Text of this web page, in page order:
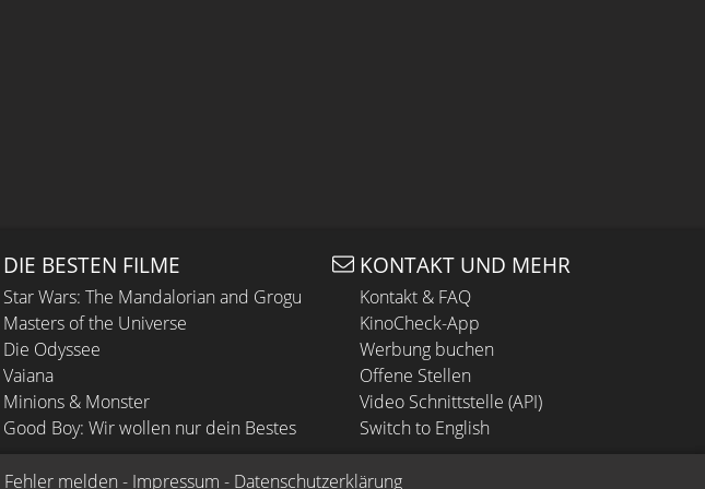
DIE BESTEN FILME
Star Wars: The Mandalorian and Grogu
Masters of the Universe
Die Odyssee
Vaiana
Minions & Monster
Good Boy: Wir wollen nur dein Bestes
KONTAKT UND MEHR
Kontakt & FAQ
KinoCheck-App
Werbung buchen
Offene Stellen
Video Schnittstelle (API)
Switch to English
Fehler melden - Impressum - Datenschutzerklärung